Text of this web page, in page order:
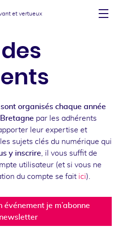
et vertueux
organisés chaque année
par les adhérents
leur expertise et
sujets clés du numérique qui
y inscrire , il vous suffit de
utilisateur (et si vous ne
du compte se fait ici).
événement je m’abonne